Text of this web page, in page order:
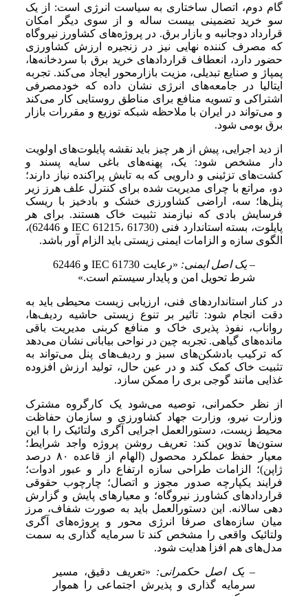
گام دوم، اتصال ساختاری به سیاست انرژی است: از یک
سو خرید تضمینی بیست ساله و از سوی دیگر امکان
قرارداد دوجانبه و بازار برق. در پروژه‌های کشاورز نیروگاه
که مصرف کننده نهایی نیز در زنجیره ارزش کشاورزی
حضور دارد، انعطاف قراردادهای خرید برق با سردخانه‌ها،
پمپاژ و صنایع تبدیلی، مزیت بازارمحور ایجاد می‌کند. تجربه
ایتالیا در جامعه‌های انرژی نشان داده که خودمصرفی
اشتراکی و تسویه منافع برای مناطق روستایی کار می‌کند
و می‌تواند در ایران با ملاحظه شبکه توزیع و مقررات بازار
برق بومی شود.
از دید اجرایی، پیش از هر چیز باید نقشه پایلوت‌های اولویت
دار مشخص شود: یک، پهنه‌های باغی سایه پسند و
کشت‌های تزئینی و دارویی که به تابش پراکنده نیاز دارند؛
دو، مراتع با چرای مدیریت شده برای کنترل علف هرز زیر
پنل‌ها؛ سه، اراضی کشاورزی خشک و بادخیز با ریسک
فرسایش بادی که نیازمند تثبیت خاک هستند. برای هر
پایلوت، بسته استاندارد فنی (IEC 61215، 61730 و 62446)،
الگوی سازه و الزامات ایمنی زیستی باید الزام آور باشد.
– یک اصل ایمنی:
«رعایت IEC 61730 و 62446
شرط تحویل امن و پایدار سیستم است.»
در کنار استانداردهای فنی، ارزیابی زیست محیطی باید به
دقت انجام شود: تاثیر بر تنوع زیستی حاشیه ردیف‌ها،
رواناب، نفوذ پذیری خاک و منافع کربنی مدیریت باقی
مانده‌های گیاهی. تجربه چین در نواحی بیابانی نشان می‌دهد
که ترکیب بادشکن‌های سبز و ردیف‌های پنل می‌تواند به
تثبیت خاک کمک کند و در عین حال، تولید ارزش افزوده
غذایی مانند گوجی بری را ممکن سازد.
از نظر حکمرانی، توصیه می‌شود یک کارگروه مشترک
وزارت نیرو، وزارت جهاد کشاورزی و سازمان حفاظت
محیط زیست، دستورالعمل اجرایی آگری ولتائیک را با این
ستون‌ها تدوین کند: تعریف روشن پروژه واجد شرایط؛
معیار حفظ عملکرد محصول (الهام از قاعده ۸۰ درصد
ژاپن)؛ الزامات طراحی سازه ارتفاع دار و عبور ادوات؛
فرایند یکپارچه صدور مجوز و اتصال؛ چارچوب حقوقی
قراردادهای کشاورز نیروگاه؛ و معیارهای پایش و گزارش
دهی سالانه. این دستورالعمل باید به صورت شفاف، مرز
میان سازه‌های صرفا انرژی محور و پروژه‌های آگری
ولتائیک واقعی را مشخص کند تا سرمایه گذاری به سمت
مدل‌های هم افزا هدایت شود.
– یک اصل حکمرانی: «تعریف دقیق، مسیر
سرمایه گذاری و پذیرش اجتماعی را هموار